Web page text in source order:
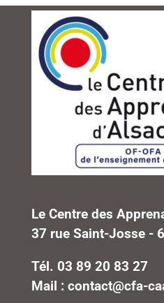
Le Centre des
37 rue Saint-Josse -
Tél. 03 89 20 83 27
Mail : contact@cfa-